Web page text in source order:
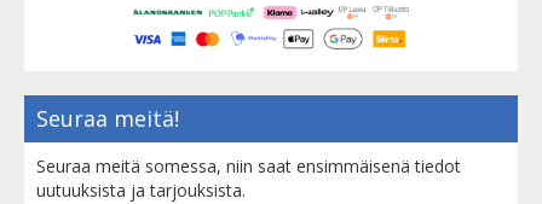
Seuraa meitä!
Seuraa meitä somessa, niin saat ensimmäisenä tiedot
uutuuksista ja tarjouksista.